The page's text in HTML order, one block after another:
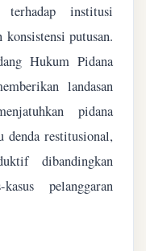
terhadap institusi
putusan.
Hukum Pidana
landasan
pidana
restitusional,
dibandingkan
pelanggaran